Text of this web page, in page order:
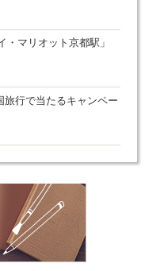
マリオット京都駅」
行で当たるキャンペー